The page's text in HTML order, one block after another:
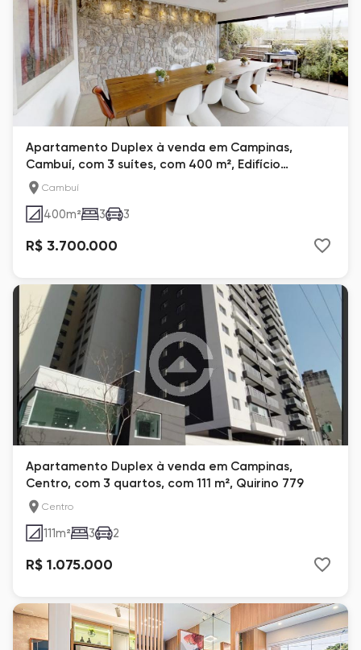
Apartamento Duplex à venda em Campinas,
Cambuí, com 3 suítes, com 400 m², Edifício
Medalhão
Cambuí
400m² 3 3
R$ 3.700.000
Apartamento Duplex à venda em Campinas,
Centro, com 3 quartos, com 111 m², Quirino 779
Centro
111m² 3 2
R$ 1.075.000